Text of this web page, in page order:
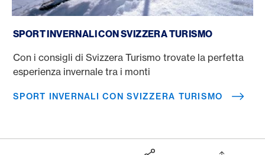
SPORT INVERNALI CON SVIZZERA TURISMO
Con i consigli di Svizzera Turismo trovate la perfetta
esperienza invernale tra i monti
SPORT INVERNALI CON SVIZZERA TURISMO